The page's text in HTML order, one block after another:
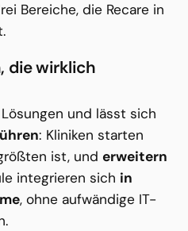
Bereiche, die Recare in
die wirklich
: Kliniken starten
ist, und erweitern
integrieren sich in
, ohne aufwändige IT-